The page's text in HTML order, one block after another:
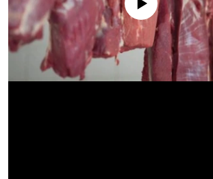
No media source currently